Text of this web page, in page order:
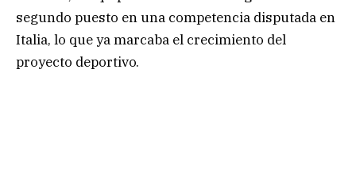
segundo puesto en una competencia disputada en
Italia, lo que ya marcaba el crecimiento del
proyecto deportivo.